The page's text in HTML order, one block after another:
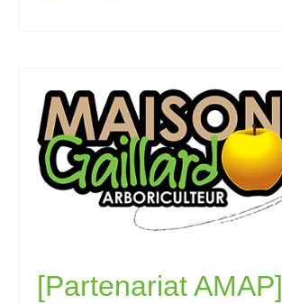
[Partenariat AMAP]